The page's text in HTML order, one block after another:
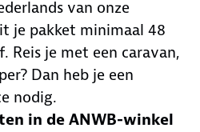
van onze
je pakket minimaal 48
Reis je met een caravan,
Dan heb je een
nodig.
in de ANWB-winkel